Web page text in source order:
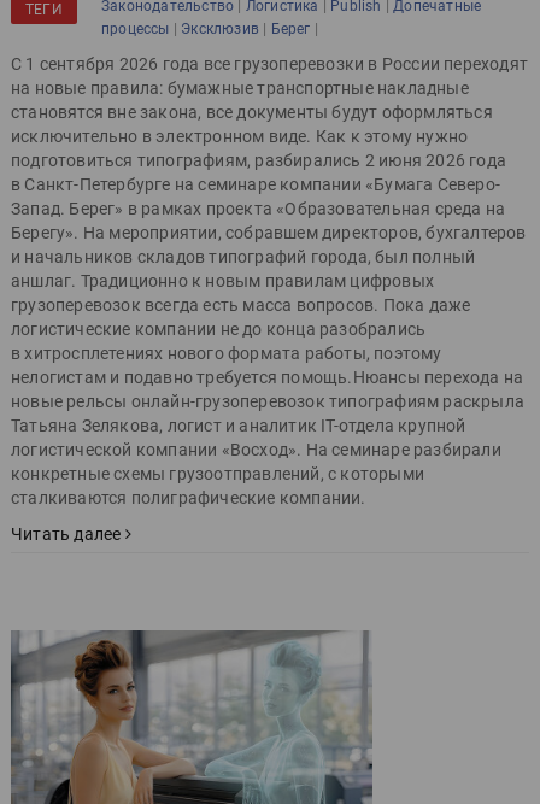
ТЕГИ Законодательство | Логистика | Publish |Допечатные
процессы | Эксклюзив | Берег |
С 1 сентября 2026 года все грузоперевозки в России переходят
на новые правила: бумажные транспортные накладные
становятся вне закона, все документы будут оформляться
исключительно в электронном виде. Как к этому нужно
подготовиться типографиям, разбирались 2 июня 2026 года
в Санкт-Петербурге на семинаре компании «Бумага Северо-
Запад. Берег» в рамках проекта «Образовательная среда на
Берегу». На мероприятии, собравшем директоров, бухгалтеров
и начальников складов типографий города, был полный
аншлаг. Традиционно к новым правилам цифровых
грузоперевозок всегда есть масса вопросов. Пока даже
логистические компании не до конца разобрались
в хитросплетениях нового формата работы, поэтому
нелогистам и подавно требуется помощь.Нюансы перехода на
новые рельсы онлайн-грузоперевозок типографиям раскрыла
Татьяна Зелякова, логист и аналитик IT-отдела крупной
логистической компании «Восход». На семинаре разбирали
конкретные схемы грузоотправлений, с которыми
сталкиваются полиграфические компании.
Читать далее